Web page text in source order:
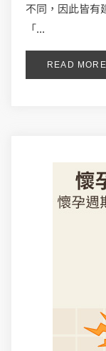
不同，因此皆有
「...
READ MORE